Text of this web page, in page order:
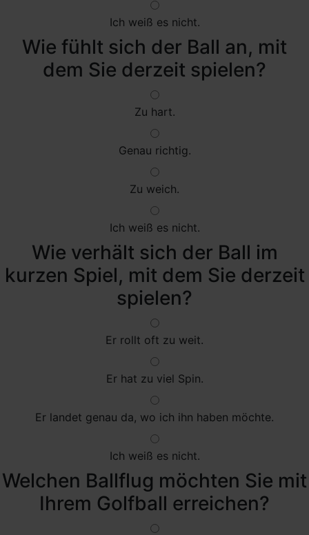
Ich weiß es nicht.
Wie fühlt sich der Ball an, mit
dem Sie derzeit spielen?
Zu hart.
Genau richtig.
Zu weich.
Ich weiß es nicht.
Wie verhält sich der Ball im
kurzen Spiel, mit dem Sie derzeit
spielen?
Er rollt oft zu weit.
Er hat zu viel Spin.
Er landet genau da, wo ich ihn haben möchte.
Ich weiß es nicht.
Welchen Ballflug möchten Sie mit
Ihrem Golfball erreichen?